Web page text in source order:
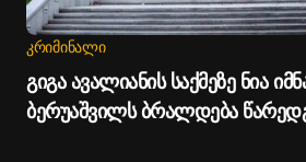
ᲙᲠᲘᲛᲘᲜᲐᲚᲘ
გიგა ავალიანის საქმეზე ნია
ბერუაშვილს ბრალდება